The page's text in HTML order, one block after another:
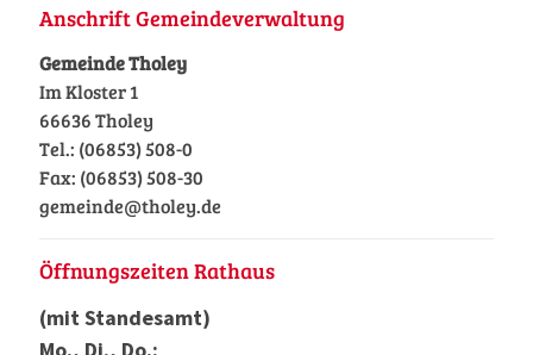
Anschrift Gemeindeverwaltung
Gemeinde Tholey
Im Kloster 1
66636 Tholey
Tel.: (06853) 508-0
Fax: (06853) 508-30
gemeinde@tholey.de
Öffnungszeiten Rathaus
(mit Standesamt)
Mo., Di., Do.: